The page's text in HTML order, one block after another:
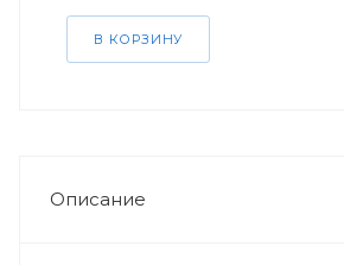
В КОРЗИНУ
Описание